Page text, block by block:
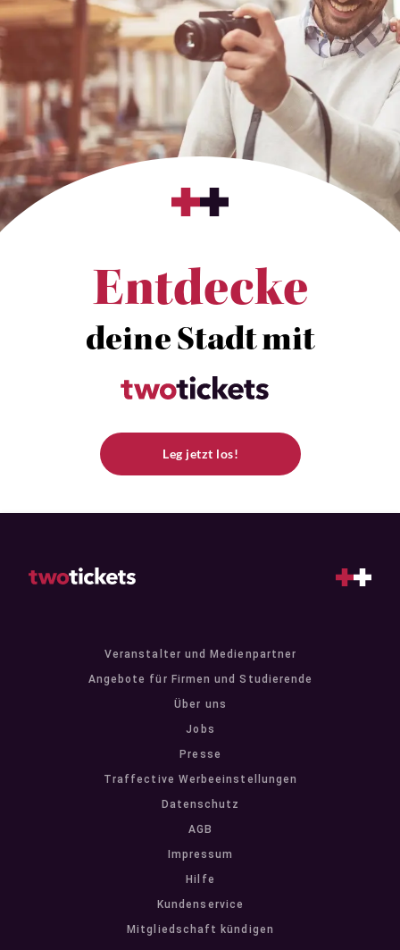
Entdecke
deine Stadt mit
Leg jetzt los!
Veranstalter und Medienpartner
Angebote für Firmen und Studierende
Über uns
Jobs
Presse
Traffective Werbeeinstellungen
Datenschutz
AGB
Impressum
Hilfe
Kundenservice
Mitgliedschaft kündigen